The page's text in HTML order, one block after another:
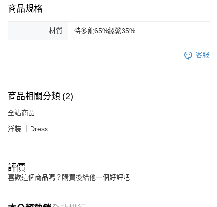
商品規格
材質 特多龍65%縲縈35%
客服
商品相關分類 (2)
全站商品
洋裝 ｜Dress
評價
喜歡這個商品嗎？購買後給他一個好評吧